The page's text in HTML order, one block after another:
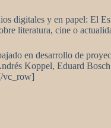
digitales y en papel: El
literatura, cine o
en desarrollo de
Koppel, Eduard
vc_row]